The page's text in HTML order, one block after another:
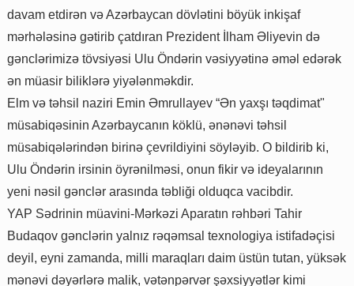
davam etdirən və Azərbaycan dövlətini böyük inkişaf
mərhələsinə gətirib çatdıran Prezident İlham Əliyevin də
gənclərimizə tövsiyəsi Ulu Öndərin vəsiyyətinə əməl edərək
ən müasir biliklərə yiyələnməkdir.
Elm və təhsil naziri Emin Əmrullayev “Ən yaxşı təqdimat"
müsabiqəsinin Azərbaycanın köklü, ənənəvi təhsil
müsabiqələrindən birinə çevrildiyini söyləyib. O bildirib ki,
Ulu Öndərin irsinin öyrənilməsi, onun fikir və ideyalarının
yeni nəsil gənclər arasında təbliği olduqca vacibdir.
YAP Sədrinin müavini-Mərkəzi Aparatın rəhbəri Tahir
Budaqov gənclərin yalnız rəqəmsal texnologiya istifadəçisi
deyil, eyni zamanda, milli maraqları daim üstün tutan, yüksək
mənəvi dəyərlərə malik, vətənpərvər şəxsiyyətlər kimi